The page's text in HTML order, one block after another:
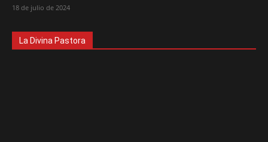
18 de julio de 2024
La Divina Pastora